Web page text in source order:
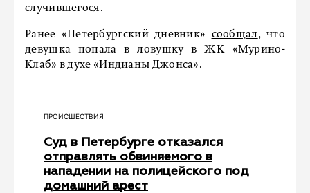
случившегося.
Ранее «Петербургский дневник» сообщал, что
девушка попала в ловушку в ЖК «Мурино-
Клаб» в духе «Индианы Джонса».
ПРОИСШЕСТВИЯ
Суд в Петербурге отказался
отправлять обвиняемого в
нападении на полицейского под
домашний арест